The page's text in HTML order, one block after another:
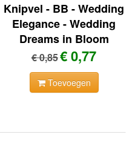
Knipvel - BB - Wedding
Elegance - Wedding
Dreams in Bloom
€ 0,85€ 0,77
Toevoegen